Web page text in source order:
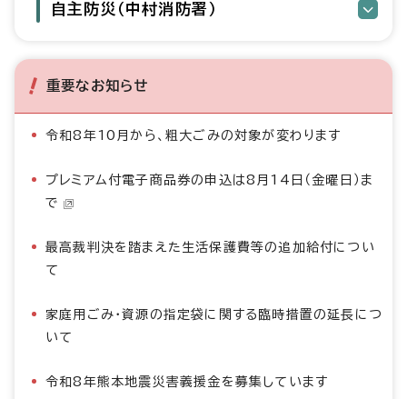
自主防災（中村消防署）
重要なお知らせ
令和8年10月から、粗大ごみの対象が変わります
プレミアム付電子商品券の申込は8月14日（金曜日）ま
で
最高裁判決を踏まえた生活保護費等の追加給付につい
て
家庭用ごみ・資源の指定袋に関する臨時措置の延長につ
いて
令和8年熊本地震災害義援金を募集しています